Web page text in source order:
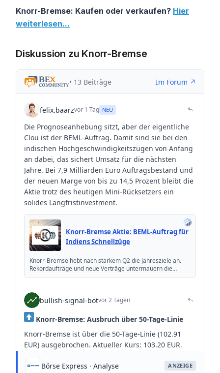
Knorr-Bremse: Kaufen oder verkaufen? Hier
weiterlesen...
Diskussion zu Knorr-Bremse